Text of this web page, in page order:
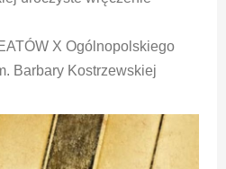
X Ogólnopolskiego
Barbary Kostrzewskiej